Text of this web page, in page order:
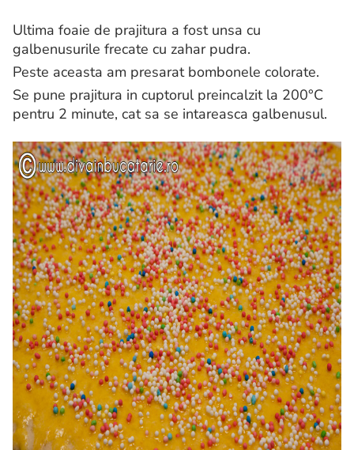
Ultima foaie de prajitura a fost unsa cu
galbenusurile frecate cu zahar pudra.
Peste aceasta am presarat bombonele colorate.
Se pune prajitura in cuptorul preincalzit la 200°C
pentru 2 minute, cat sa se intareasca galbenusul.